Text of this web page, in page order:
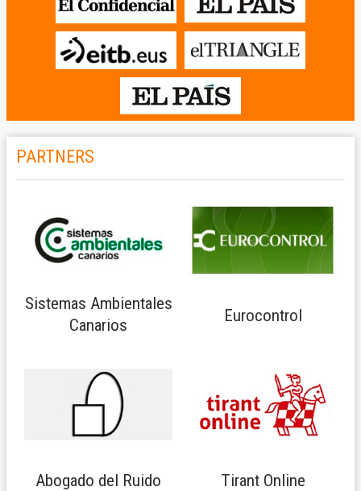
PARTNERS
Sistemas Ambientales
Canarios
Eurocontrol
Abogado del Ruido Tirant Online